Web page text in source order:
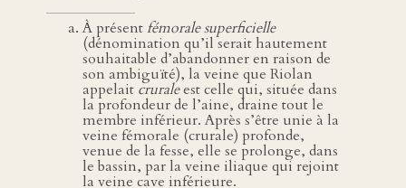
À présentfémorale superficielle
(dénomination qu’il serait hautement
souhaitable d’abandonner en raison de
son ambiguïté), la veine que Riolan
appelait cruraleest celle qui, située dans
la profondeur de l’aine, draine tout le
membre inférieur. Après s’être unie à la
veine fémorale (crurale) profonde,
venue de la fesse, elle se prolonge, dans
le bassin, par la veine iliaque qui rejoint
la veine cave inférieure.